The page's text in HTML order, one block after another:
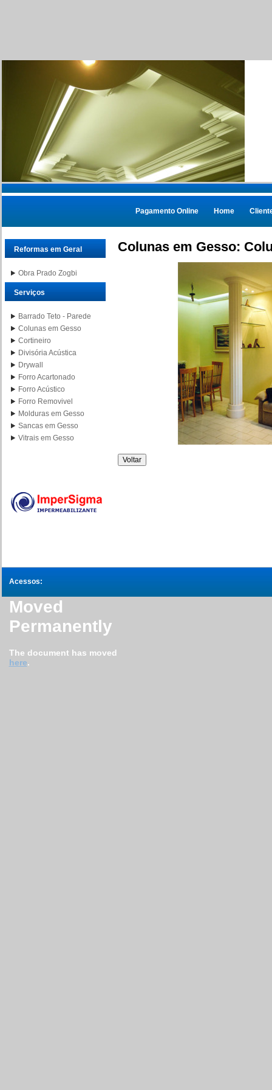
Pagamento Online Home
Reformas em Geral
Obra Prado Zogbi
Serviços
Barrado Teto - Parede
Colunas em Gesso
Cortineiro
Divisória Acústica
Drywall
Forro Acartonado
Forro Acústico
Forro Removivel
Molduras em Gesso
Sancas em Gesso
Vitrais em Gesso
Colunas em Gesso:
Acessos:
Moved
Permanently
The document has moved
here.